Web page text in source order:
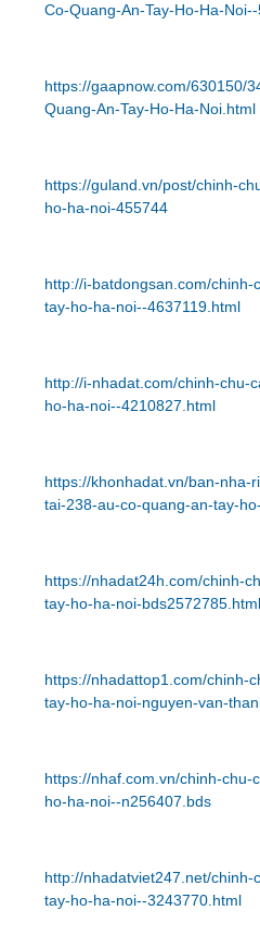
Co-Quang-An-Tay-Ho-Ha-
https://gaapnow.com/630150/
Quang-An-Tay-Ho-Ha-Noi.html
https://guland.vn/post/chinh-
ho-ha-noi-455744
http://i-batdongsan.com/
tay-ho-ha-noi--4637119.html
http://i-nhadat.com/chinh-chu-
ho-ha-noi--4210827.html
https://khonhadat.vn/ban-
tai-238-au-co-quang-an-tay-
https://nhadat24h.com/chinh-
tay-ho-ha-noi-bds2572785.html
https://nhadattop1.com/chinh-
tay-ho-ha-noi-nguyen-van-
https://nhaf.com.vn/chinh-
ho-ha-noi--n256407.bds
http://nhadatviet247.net/
tay-ho-ha-noi--3243770.html